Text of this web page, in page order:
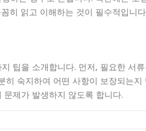
히 읽고 이해하는 것이 필수적입니
팁을 소개합니다. 먼저, 필요한 서
히 숙지하여 어떤 사항이 보장되는
제가 발생하지 않도록 합니다.